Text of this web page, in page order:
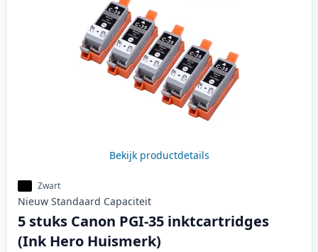
Bekijk productdetails
Zwart
Nieuw Standaard Capaciteit
5 stuks Canon PGI-35 inktcartridges
(Ink Hero Huismerk)